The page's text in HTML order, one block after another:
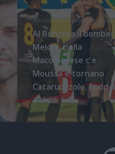
Al Bonorva il bomber
Meloni, nella
Macomerese c'è
Moussa e tornano
Cataruozzolo, Foddai
e Vidili